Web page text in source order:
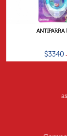
ANTIPARRA
$3340